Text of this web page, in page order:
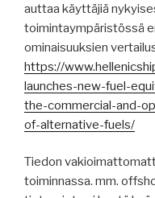
auttaa käyttäjiä
toimintaympäristössä
ominaisuuksien
https://
launches-new-fuel-
the-commercial-and-
of-alternative-fuels/
Tiedon
toiminnassa. mm.